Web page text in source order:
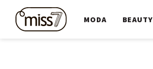
MODA BEAUTY